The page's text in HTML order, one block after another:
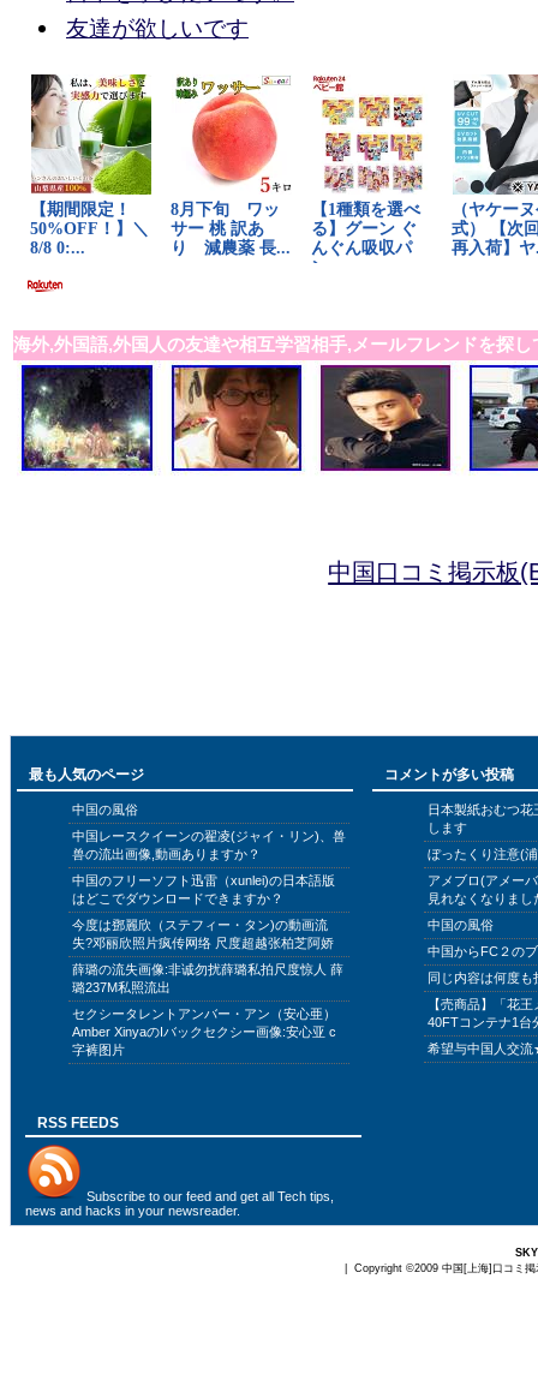
友達が欲しいです
海外,外国語,外国人の友達や相互学習相手,メールフレンドを探し
中国口コミ掲示板
最も人気のページ
中国の風俗
中国レースクイーンの翟凌(ジャイ・リン)、兽
兽の流出画像,動画ありますか？
中国のフリーソフト迅雷（xunlei)の日本語版
はどこでダウンロードできますか？
今度は鄧麗欣（ステフィー・タン)の動画流
失?邓丽欣照片疯传网络 尺度超越张柏芝阿娇
薛璐の流失画像:非诚勿扰薛璐私拍尺度惊人 薛
璐237M私照流出
セクシータレントアンバー・アン（安心亜）
Amber XinyaのIバックセクシー画像:安心亚 c
字裤图片
コメントが多い投稿
日本製紙おむつ
します
ぼったくり注意(
アメブロ(アメー
見れなくなりまし
中国の風俗
中国からFC２の
同じ内容は何度
【売商品】「花
40FTコンテナ1台
希望与中国人交
RSS FEEDS
Subscribe to our feed and get all Tech tips,
news and hacks in your newsreader.
| Copyright ©2009 中国[上海]口コミ掲